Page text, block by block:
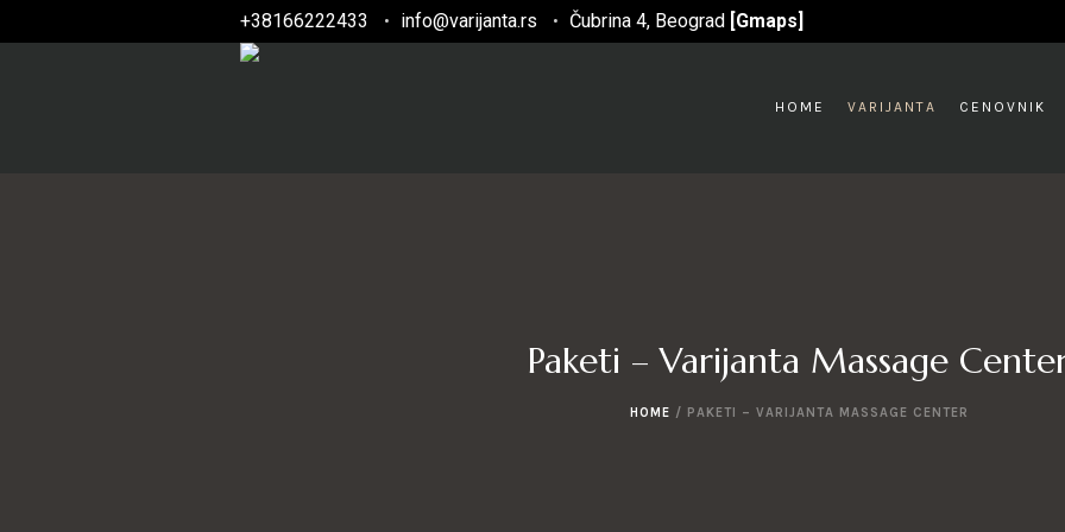
+38166222433 • info@varijanta.rs • Čubrina 4, Beograd [Gmaps]
HOME VARIJANTA CENOVNIK
Paketi – Varijanta Massage
HOME / PAKETI – VARIJANTA MASSAGE CENTER